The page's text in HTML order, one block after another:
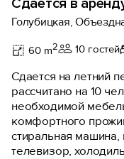
Сдается в
Голубицкая,
60 m2 10 гостей
Сдается на летний
рассчитано на 10
необходимой
комфортного
стиральная
телевизор,